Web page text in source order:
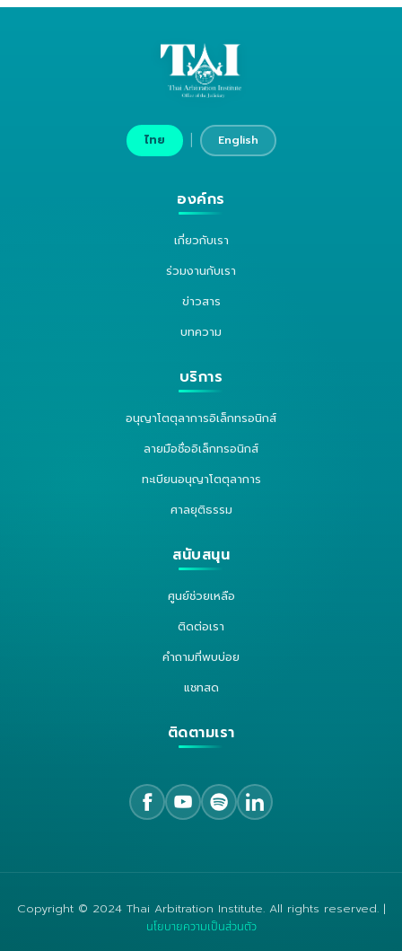
ไทย | English
องค์กร
เกี่ยวกับเรา
ร่วมงานกับเรา
ข่าวสาร
บทความ
บริการ
อนุญาโตตุลาการอิเล็กทรอนิกส์
ลายมือชื่ออิเล็กทรอนิกส์
ทะเบียนอนุญาโตตุลาการ
ศาลยุติธรรม
สนับสนุน
ศูนย์ช่วยเหลือ
ติดต่อเรา
คำถามที่พบบ่อย
แชทสด
ติดตามเรา
Copyright © 2024 Thai Arbitration Institute. All rights reserved. |
นโยบายความเป็นส่วนตัว